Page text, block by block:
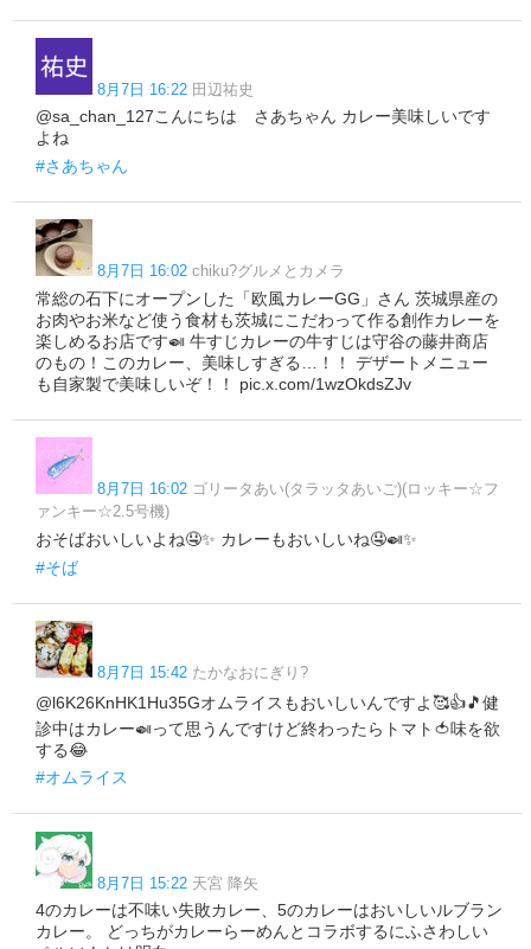
8月7日 16:22 田辺祐史
@sa_chan_127こんにちは さあちゃん カレー美味しいです
よね
#さあちゃん
8月7日 16:02 chiku?グルメとカメラ
常総の石下にオープンした「欧風カレーGG」さん 茨城県産の
お肉やお米など使う食材も茨城にこだわって作る創作カレーを
楽しめるお店です🍛 牛すじカレーの牛すじは守谷の藤井商店
のもの！このカレー、美味しすぎる…！！ デザートメニュー
も自家製で美味しいぞ！！ pic.x.com/1wzOkdsZJv
8月7日 16:02 ゴリータあい(タラッタあいご)(ロッキー☆フ
ァンキー☆2.5号機)
おそばおいしいよね🤤✨️ カレーもおいしいね🤤🍛✨️
#そば
8月7日 15:42 たかなおにぎり?
@l6K26KnHK1Hu35Gオムライスもおいしいんですよ🥰👍🎵健
診中はカレー🍛って思うんですけど終わったらトマト🍅味を欲
する😂
#オムライス
8月7日 15:22 天宮 降矢
4のカレーは不味い失敗カレー、5のカレーはおいしいルブラン
カレー。 どっちがカレーらーめんとコラボするにふさわしい